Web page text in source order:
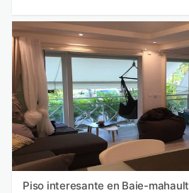
Piso interesante en Baie-mahault